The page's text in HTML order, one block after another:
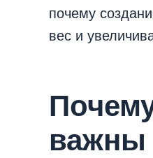
почему
вес и
важны